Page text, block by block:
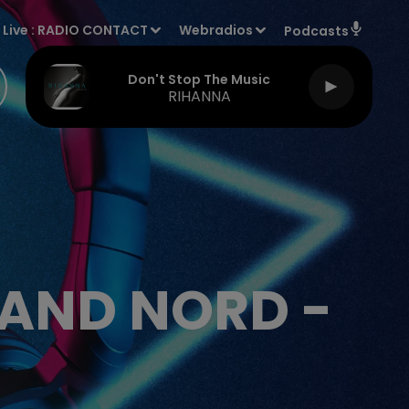
Live : RADIO CONTACT Webradios Podcasts
Don't Stop The Music
RIHANNA
NORD -